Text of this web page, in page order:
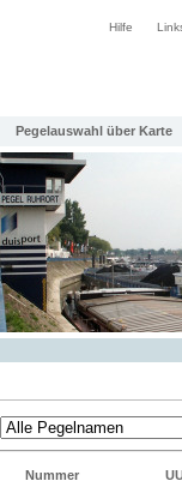
Hilfe
Pegelauswahl über Karte
Nummer